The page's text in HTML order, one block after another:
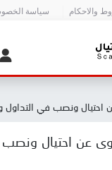
والاحكام سياسة
ونصب في التداول
عن احتيال ونصب